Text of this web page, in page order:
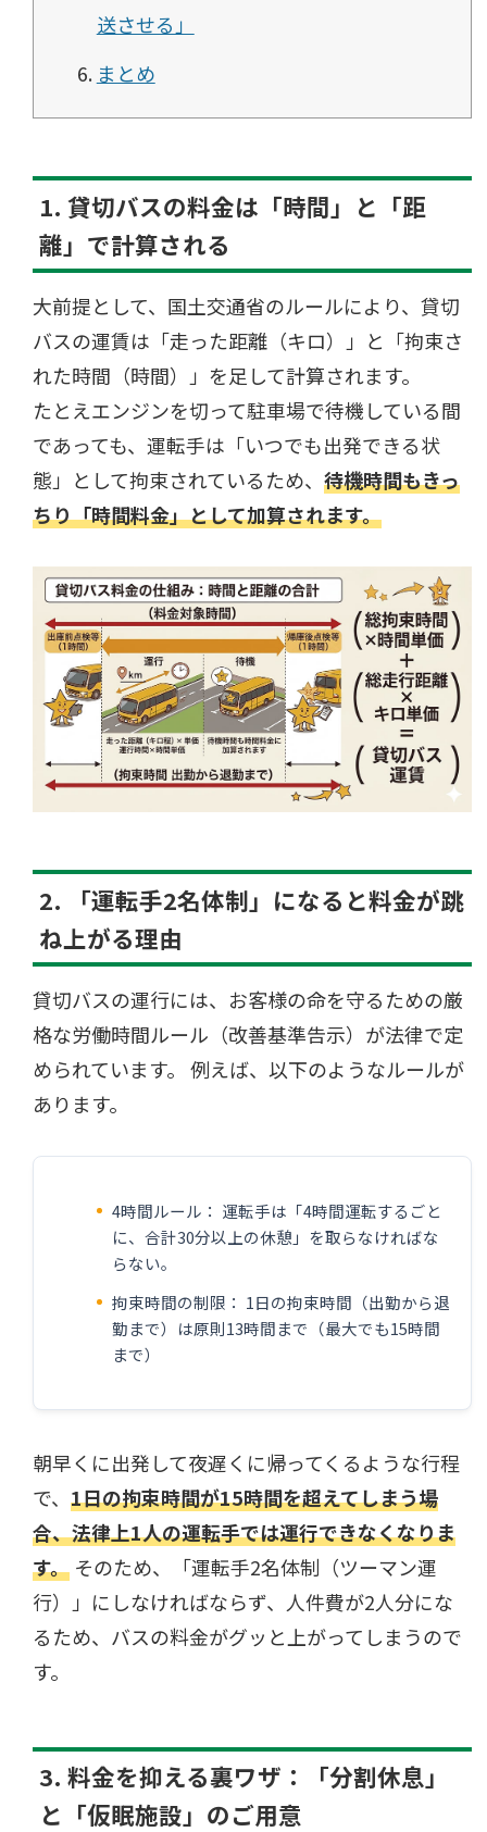
送させる」
まとめ
1. 貸切バスの料金は「時間」と「距
離」で計算される
大前提として、国土交通省のルールにより、貸切
バスの運賃は「走った距離（キロ）」と「拘束さ
れた時間（時間）」を足して計算されます。
たとえエンジンを切って駐車場で待機している間
であっても、運転手は「いつでも出発できる状
態」として拘束されているため、待機時間もきっ
ちり「時間料金」として加算されます。
2. 「運転手2名体制」になると料金が跳
ね上がる理由
貸切バスの運行には、お客様の命を守るための厳
格な労働時間ルール（改善基準告示）が法律で定
められています。 例えば、以下のようなルールが
あります。
4時間ルール： 運転手は「4時間運転するごと
に、合計30分以上の休憩」を取らなければな
らない。
拘束時間の制限： 1日の拘束時間（出勤から退
勤まで）は原則13時間まで（最大でも15時間
まで）
朝早くに出発して夜遅くに帰ってくるような行程
で、1日の拘束時間が15時間を超えてしまう場
合、法律上1人の運転手では運行できなくなりま
す。 そのため、「運転手2名体制（ツーマン運
行）」にしなければならず、人件費が2人分にな
るため、バスの料金がグッと上がってしまうので
す。
3. 料金を抑える裏ワザ：「分割休息」
と「仮眠施設」のご用意